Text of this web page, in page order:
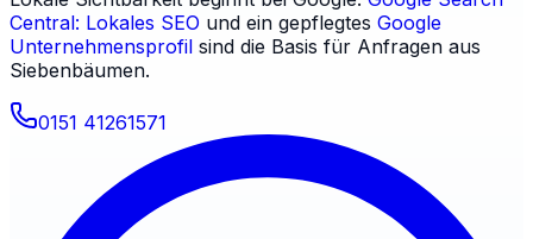
Central: Lokales SEO und ein gepflegtes Google
Unternehmensprofil sind die Basis für Anfragen aus
Siebenbäumen.
0151 41261571